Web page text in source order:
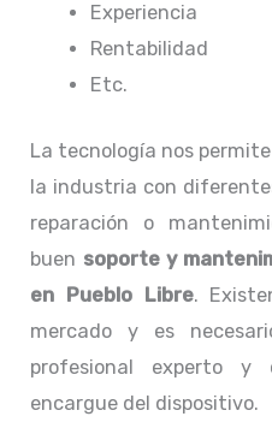
Experiencia
Rentabilidad
Etc.
La tecnología nos
la industria con
reparación o
buen soporte y
en Pueblo Libre.
mercado y es
profesional experto y
encargue del dispositivo.